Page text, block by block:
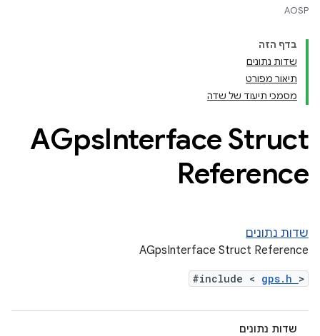
AOSP
בדף הזה
שדות נתונים
תיאור מפורט
מסמכי תיעוד של שדה
AGpsInterface Struct
Reference
שדות נתונים
AGpsInterface Struct Reference
#include < gps.h >
שדות נתונים